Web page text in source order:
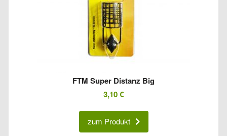
FTM Super Distanz Big
3,10€
zum Produkt